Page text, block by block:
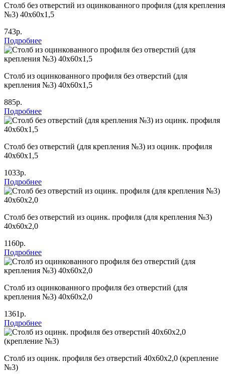
Столб без отверстий из оцинкованного профиля (для крепления
№3) 40х60х1,5
743р.
Подробнее
Столб из оцинкованного профиля без отверстий (для
крепления №3) 40х60х1,5
885р.
Подробнее
Столб без отверстий (для крепления №3) из оцинк. профиля
40х60х1,5
1033р.
Подробнее
Столб без отверстий из оцинк. профиля (для крепления №3)
40х60х2,0
1160р.
Подробнее
Столб из оцинкованного профиля без отверстий (для
крепления №3) 40х60х2,0
1361р.
Подробнее
Столб из оцинк. профиля без отверстий 40х60х2,0 (крепление
№3)